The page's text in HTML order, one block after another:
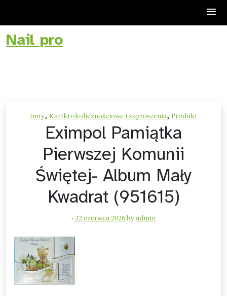
Skip
toNail pro
Inny, Kartki okolicznościowe i zaproszenia, Produkt
Eximpol Pamiątka
Pierwszej Komunii
Świętej- Album Mały
Kwadrat (951615)
- 22 czerwca 2026 by admin